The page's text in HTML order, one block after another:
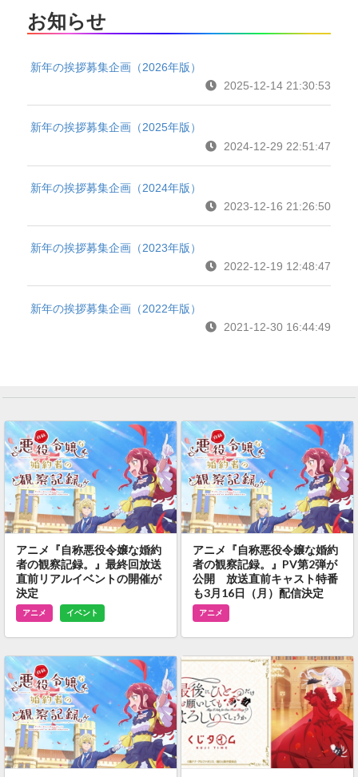
お知らせ
新年の挨拶募集企画（2026年版）
2025-12-14 21:30:53
新年の挨拶募集企画（2025年版）
2024-12-29 22:51:47
新年の挨拶募集企画（2024年版）
2023-12-16 21:26:50
新年の挨拶募集企画（2023年版）
2022-12-19 12:48:47
新年の挨拶募集企画（2022年版）
2021-12-30 16:44:49
アニメ『自称悪役令嬢な婚約
者の観察記録。』最終回放送
直前リアルイベントの開催が
決定
アニメ イベント
アニメ『自称悪役令嬢な婚約
者の観察記録。』PV第2弾が
公開 放送直前キャスト特番
も3月16日（月）配信決定
アニメ